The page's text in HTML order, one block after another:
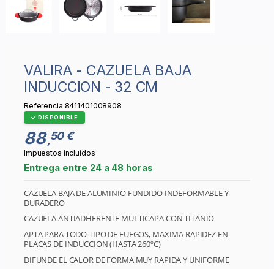
VALIRA - CAZUELA BAJA
INDUCCION - 32 CM
Referencia 8411401008908
DISPONIBLE
88 ,50 €
Impuestos incluidos
Entrega entre 24 a 48 horas
CAZUELA BAJA DE ALUMINIO FUNDIDO INDEFORMABLE Y
DURADERO
CAZUELA ANTIADHERENTE MULTICAPA CON TITANIO
APTA PARA TODO TIPO DE FUEGOS, MAXIMA RAPIDEZ EN
PLACAS DE INDUCCION (HASTA 260ºC)
DIFUNDE EL CALOR DE FORMA MUY RAPIDA Y UNIFORME